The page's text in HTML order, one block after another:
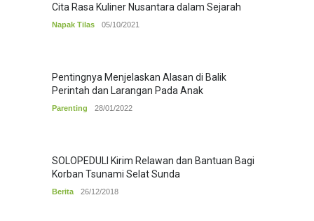
Cita Rasa Kuliner Nusantara dalam Sejarah
Napak Tilas 05/10/2021
Pentingnya Menjelaskan Alasan di Balik
Perintah dan Larangan Pada Anak
Parenting 28/01/2022
SOLOPEDULI Kirim Relawan dan Bantuan Bagi
Korban Tsunami Selat Sunda
Berita 26/12/2018